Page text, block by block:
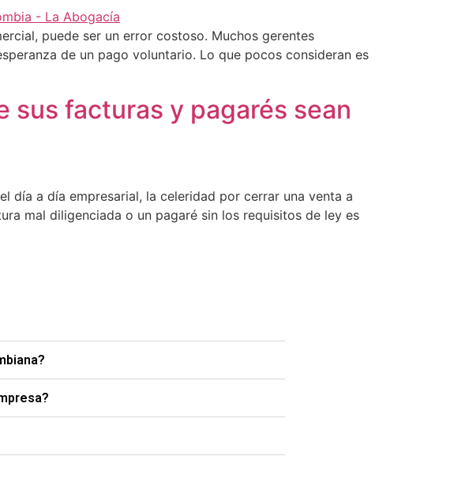
puede ser un error costoso. Muchos gerentes
de un pago voluntario. Lo que pocos consideran es
sus facturas y pagarés sean
día a día empresarial, la celeridad por cerrar una venta a
mal diligenciada o un pagaré sin los requisitos de ley es